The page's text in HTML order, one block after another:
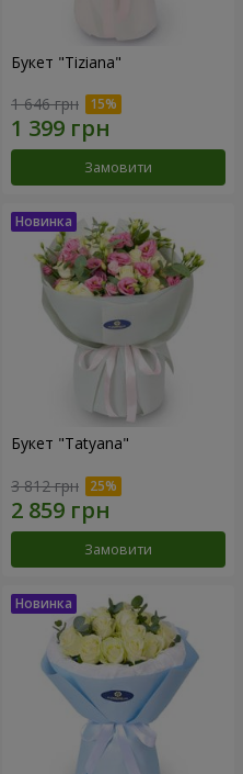
Букет "Tiziana"
1 646 грн
Замовити
Букет "Tatyana"
3 812 грн
Замовити